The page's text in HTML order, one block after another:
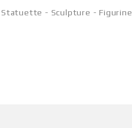
,Statuette - Sculpture - Figurine